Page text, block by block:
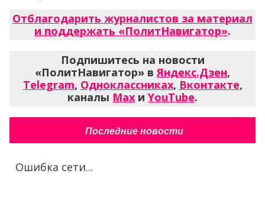
Отблагодарить журналистов за материал
и поддержать «ПолитНавигатор».
Подпишитесь на новости
«ПолитНавигатор» вЯндекс.Дзен,
Telegram, Одноклассниках, Вконтакте,
каналы Max и YouTube.
Последние новости
Ошибка сети...